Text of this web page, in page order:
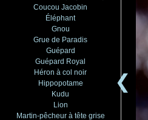
Coucou Jacobin
Éléphant
Gnou
Grue de Paradis
Guépard
Guépard Royal
Héron à col noir
Hippopotame
Kudu
Lion
Martin-pêcheur à tête grise
❮